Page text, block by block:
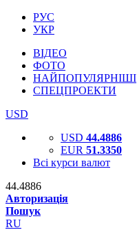
РУС
УКР
ВІДЕО
ФОТО
НАЙПОПУЛЯРНІШІ
СПЕЦПРОЕКТИ
USD
USD 44.4886
EUR 51.3350
Всі курси валют
44.4886
Авторизація
Пошук
RU